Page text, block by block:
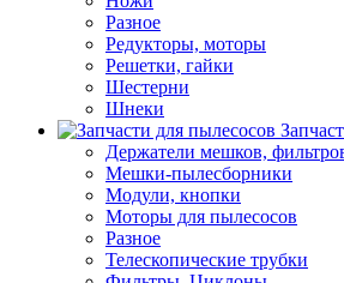
Разное
Редукторы, моторы
Решетки, гайки
Шестерни
Шнеки
Держатели мешков,
Мешки-пылесборники
Модули, кнопки
Моторы для пылесосов
Разное
Телескопические трубки